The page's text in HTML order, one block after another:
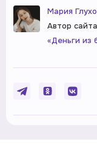
Мария
Автор
«Деньги из